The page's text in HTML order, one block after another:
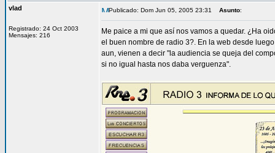
vlad
Registrado: 24 Oct 2003
Mensajes: 216
Publicado: Dom Jun 05, 2005 23:31 Asunto:
Me paice a mi que así nos vamos a quedar. ¿Ha
el buen nombre de radio 3?. En la web desde
aun, vienen a decir "la audiencia se queja del
si no igual hasta nos daba verguenza".